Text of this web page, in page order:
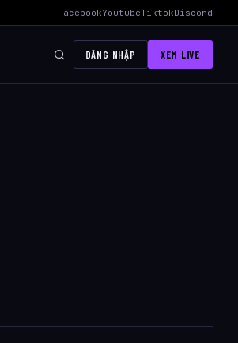
AWC 2026 Liên Quân Mobile – Lịch Thi Đấu,
FacebookYoutubeTiktokDiscord
ĐĂNG NHẬP XEM LIVE